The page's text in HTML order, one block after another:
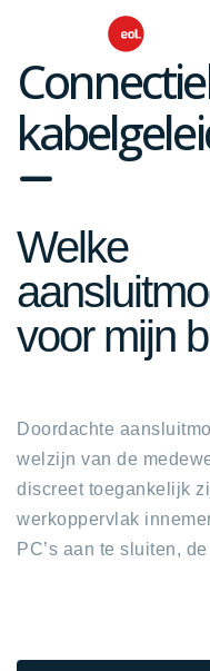
minus
Welke
voor mijn
Doordachte
welzijn van de
discreet toegankelijk
werkoppervlak
PC’s aan te sluiten,